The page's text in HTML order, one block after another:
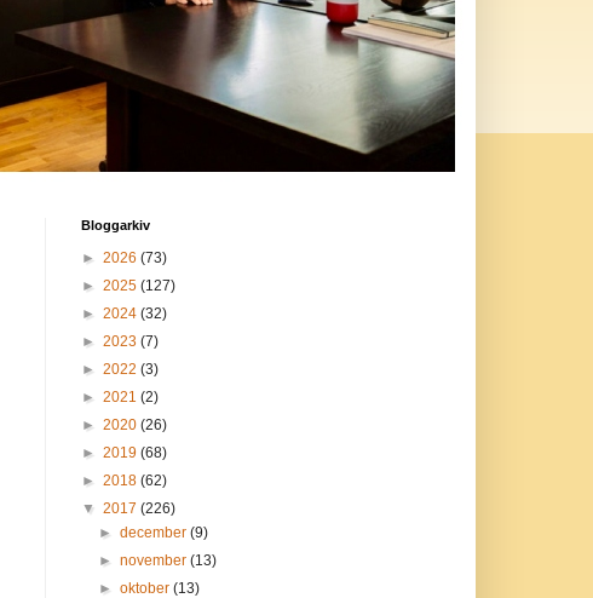
Bloggarkiv
► 2026 (73)
► 2025 (127)
► 2024 (32)
► 2023 (7)
► 2022 (3)
► 2021 (2)
► 2020 (26)
► 2019 (68)
► 2018 (62)
▼ 2017 (226)
► december (9)
► november (13)
► oktober (13)